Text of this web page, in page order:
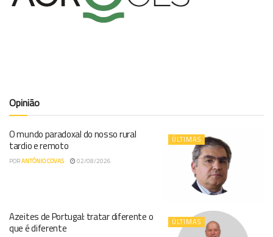
Opinião
ÚLTIMAS
O mundo paradoxal do nosso rural
tardio e remoto
PORANTÓNIO COVAS 02/08/2026
ÚLTIMAS
Azeites de Portugal: tratar diferente o
que é diferente